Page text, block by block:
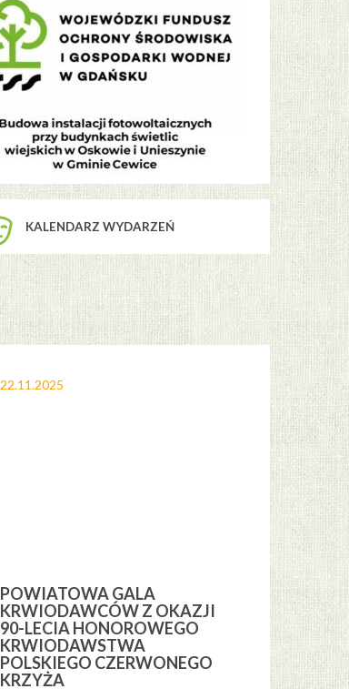
KALENDARZ WYDARZEŃ
22.11.2025
POWIATOWA GALA
KRWIODAWCÓW Z OKAZJI
90-LECIA HONOROWEGO
KRWIODAWSTWA
POLSKIEGO CZERWONEGO
KRZYŻA
12.11.2025
OBCHODY
ŚWIĘTA
GMINIE